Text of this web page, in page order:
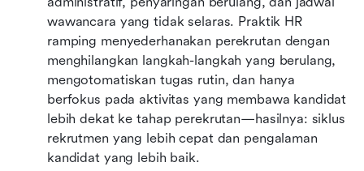
wawancara yang tidak selaras. Praktik HR
ramping menyederhanakan perekrutan dengan
menghilangkan langkah-langkah yang berulang,
mengotomatiskan tugas rutin, dan hanya
berfokus pada aktivitas yang membawa kandidat
lebih dekat ke tahap perekrutan—hasilnya: siklus
rekrutmen yang lebih cepat dan pengalaman
kandidat yang lebih baik.